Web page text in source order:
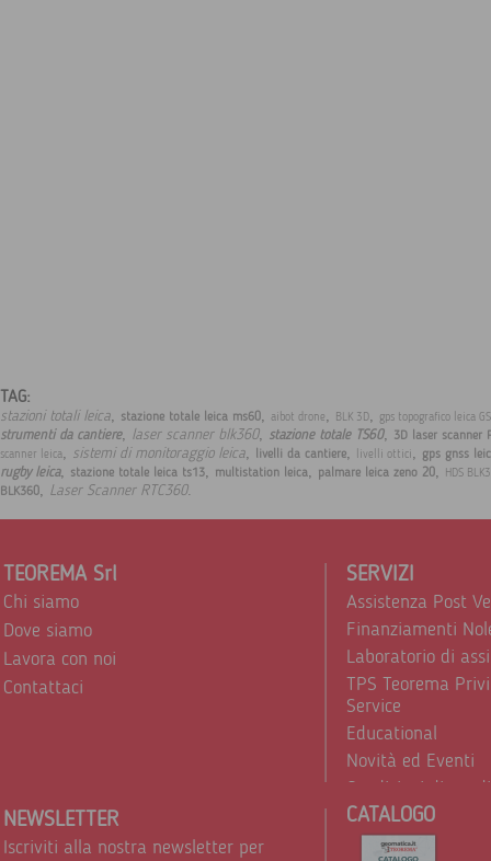
TAG:
stazioni totali leica, stazione totale leica ms60, aibot drone, BLK 3D, gps topografico leica
strumenti da cantiere, laser scanner blk360, stazione totale TS60, 3D laser scanner
scanner leica, sistemi di monitoraggio leica, livelli da cantiere, livelli ottici, gps gnss
rugby leica, stazione totale leica ts13, multistation leica, palmare leica zeno 20, HDS
BLK360, Laser Scanner RTC360.
TEOREMA Srl
Chi siamo
Dove siamo
Lavora con noi
Contattaci
SERVIZI
Assistenza Post
Finanziamenti
Laboratorio di
TPS Teorema
Service
Educational
Novità ed Eventi
Condizioni di
Trattamento dei
NEWSLETTER
Iscriviti alla nostra newsletter per
CATALOGO